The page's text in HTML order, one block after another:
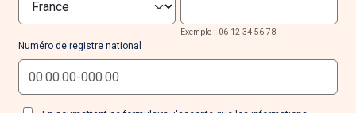
Exemple : 06 12 34 56 78
Numéro de registre national